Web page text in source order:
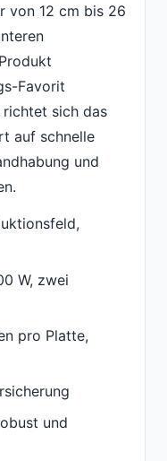
von 12 cm bis 26
Favorit
sich das
auf schnelle
und
W, zwei
pro Platte,
und